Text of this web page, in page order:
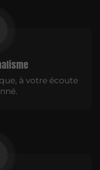
à votre écoute